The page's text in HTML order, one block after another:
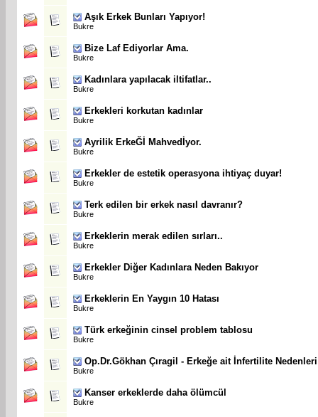
Aşık Erkek Bunları Yapıyor!
Bukre
Bize Laf Ediyorlar Ama.
Bukre
Kadınlara yapılacak iltifatlar..
Bukre
Erkekleri korkutan kadınlar
Bukre
Ayrilik ErkeĞİ Mahvedİyor.
Bukre
Erkekler de estetik operasyona ihtiyaç duyar!
Bukre
Terk edilen bir erkek nasıl davranır?
Bukre
Erkeklerin merak edilen sırları..
Bukre
Erkekler Diğer Kadınlara Neden Bakıyor
Bukre
Erkeklerin En Yaygın 10 Hatası
Bukre
Türk erkeğinin cinsel problem tablosu
Bukre
Op.Dr.Gökhan Çıragil - Erkeğe ait İnfertilite Nedenleri
Bukre
Kanser erkeklerde daha ölümcül
Bukre